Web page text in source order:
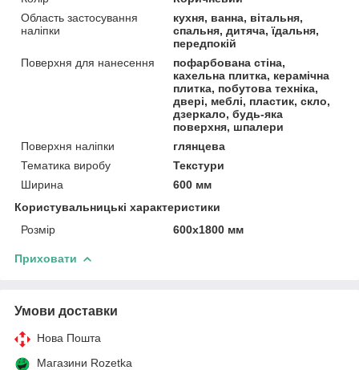
Область застосування
наліпки
кухня, ванна, вітальня,
спальня, дитяча, їдальня,
передпокій
Поверхня для нанесення
пофарбована стіна,
кахельна плитка, керамічна
плитка, побутова техніка,
двері, меблі, пластик, скло,
дзеркало, будь-яка
поверхня, шпалери
Поверхня наліпки
глянцева
Тематика виробу
Текстури
Ширина
600 мм
Користувальницькі характеристики
Розмір
600х1800 мм
Приховати
Умови доставки
Нова Пошта
Магазини Rozetka